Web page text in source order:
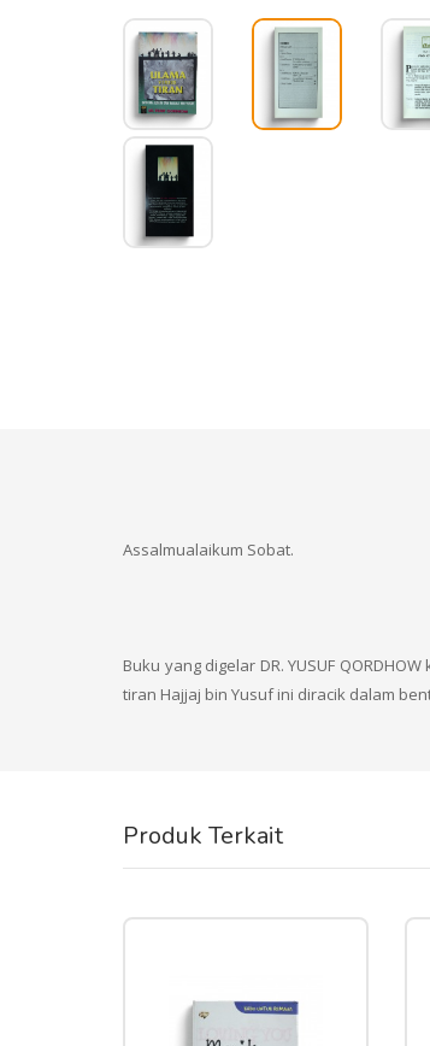
Assalmualaikum Sobat.
Buku yang digelar DR. YUSUF
tiran Hajjaj bin Yusuf ini diracik dalam
Produk Terkait